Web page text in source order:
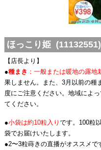
ほっこり姫 (11132551)
【店長より】
●種まき ：一般または暖地の露地
果しません。また、3月以前の種
度にご注意ください。地域によ
てください。
●小袋は約10粒入り です。100粒
袋でお届けいたします。
●2〜3粒蒔きの直播がオススメ